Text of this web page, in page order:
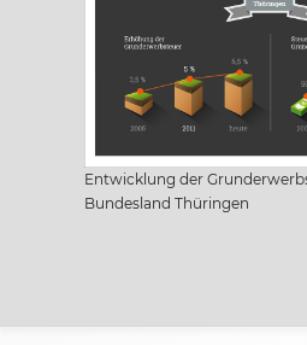
Sachsen-Anhalt
Schleswig Holstein
Entwicklung der
Bundesland Thüringen